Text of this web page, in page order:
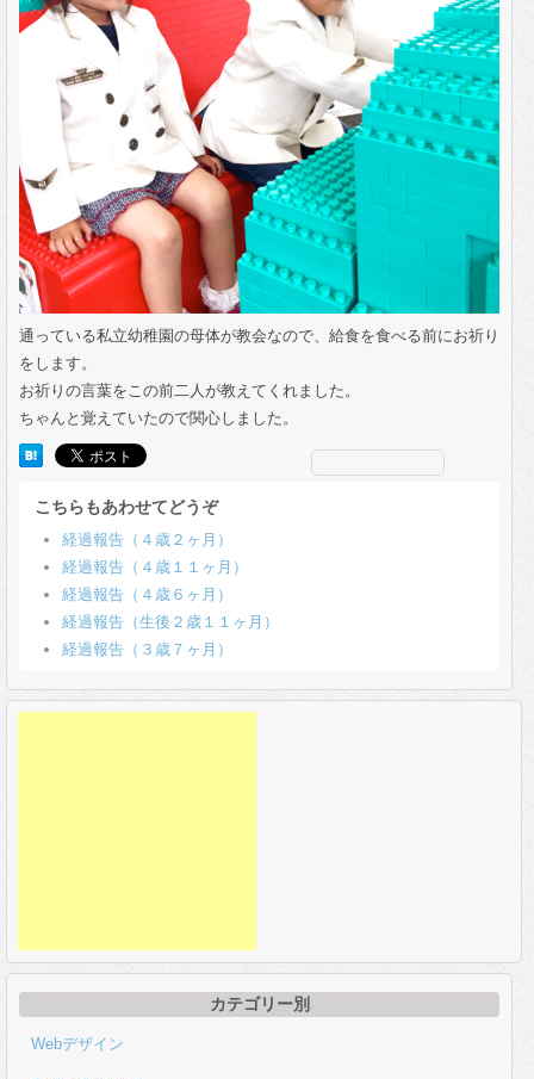
通っている私立幼稚園の母体が教会なので、給食を食べる前にお祈り
をします。
お祈りの言葉をこの前二人が教えてくれました。
ちゃんと覚えていたので関心しました。
こちらもあわせてどうぞ
経過報告（４歳２ヶ月）
経過報告（４歳１１ヶ月）
経過報告（４歳６ヶ月）
経過報告（生後２歳１１ヶ月）
経過報告（３歳７ヶ月）
カテゴリー別
Webデザイン